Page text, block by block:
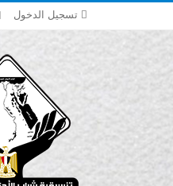
تسجيل الدخول